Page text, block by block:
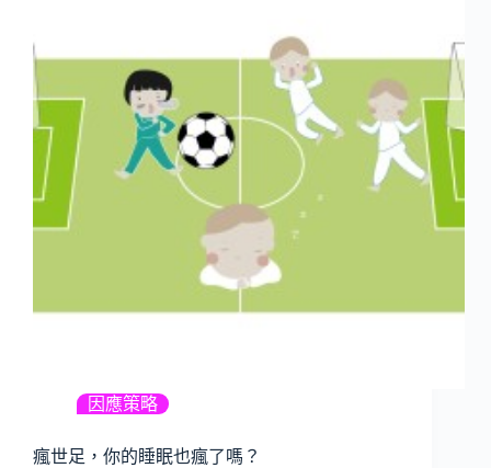
因應策略
瘋世足，你的睡眠也瘋了嗎？